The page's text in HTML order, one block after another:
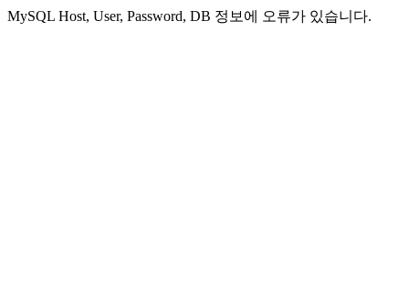
MySQL Host, User, Password, DB 정보에 오류가 있습니다.